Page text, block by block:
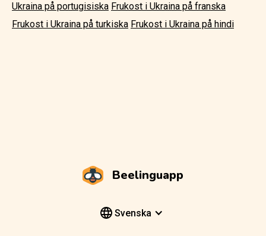
Ukraina på portugisiska Frukost i Ukraina på franska
Frukost i Ukraina på turkiska Frukost i Ukraina på hindi
Beelinguapp
Svenska